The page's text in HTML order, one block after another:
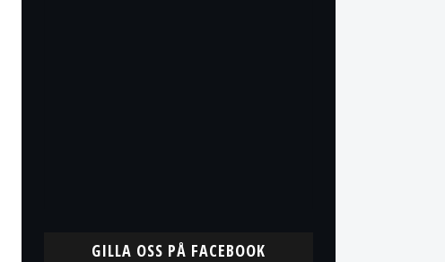
GILLA OSS PÅ FACEBOOK